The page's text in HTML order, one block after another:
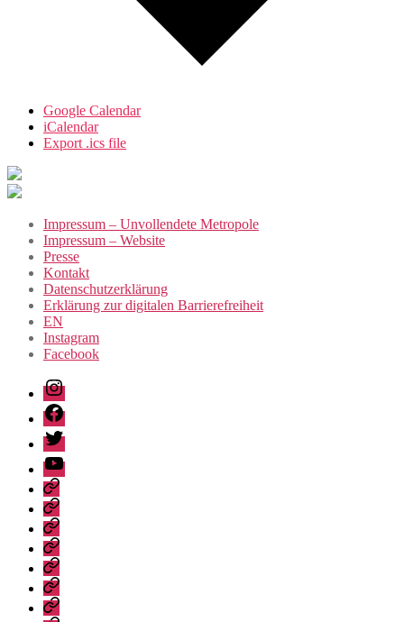
Google Calendar
iCalendar
Export .ics file
Impressum – Unvollendete Metropole
Impressum – Website
Presse
Kontakt
Datenschutzerklärung
Erklärung zur digitalen Barrierefreiheit
EN
Instagram
Facebook
Instagram
Facebook
Twitter
Youtube
Privacy
Policy
Publications
Städtebau-
Manifest
für
Berlin-
Brandenburg
Unvollendete
Metropole
Urban
Development
Manifesto
for
Digital
accessibility
statement
Erklärung